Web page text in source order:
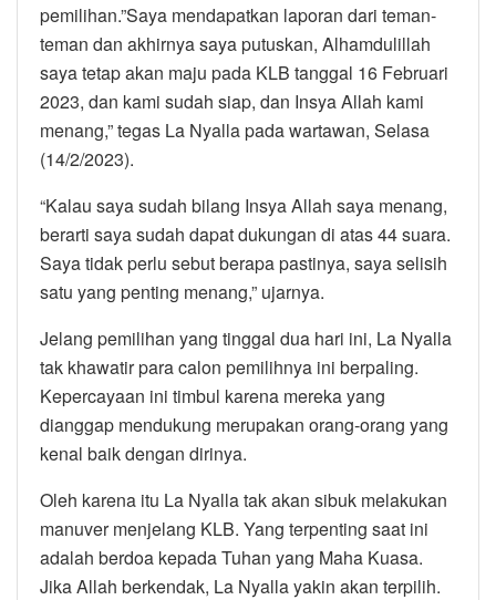
pemilihan.”Saya mendapatkan laporan dari teman-
teman dan akhirnya saya putuskan, Alhamdulillah
saya tetap akan maju pada KLB tanggal 16 Februari
2023, dan kami sudah siap, dan Insya Allah kami
menang,” tegas La Nyalla pada wartawan, Selasa
(14/2/2023).
“Kalau saya sudah bilang Insya Allah saya menang,
berarti saya sudah dapat dukungan di atas 44 suara.
Saya tidak perlu sebut berapa pastinya, saya selisih
satu yang penting menang,” ujarnya.
Jelang pemilihan yang tinggal dua hari ini, La Nyalla
tak khawatir para calon pemilihnya ini berpaling.
Kepercayaan ini timbul karena mereka yang
dianggap mendukung merupakan orang-orang yang
kenal baik dengan dirinya.
Oleh karena itu La Nyalla tak akan sibuk melakukan
manuver menjelang KLB. Yang terpenting saat ini
adalah berdoa kepada Tuhan yang Maha Kuasa.
Jika Allah berkendak, La Nyalla yakin akan terpilih.